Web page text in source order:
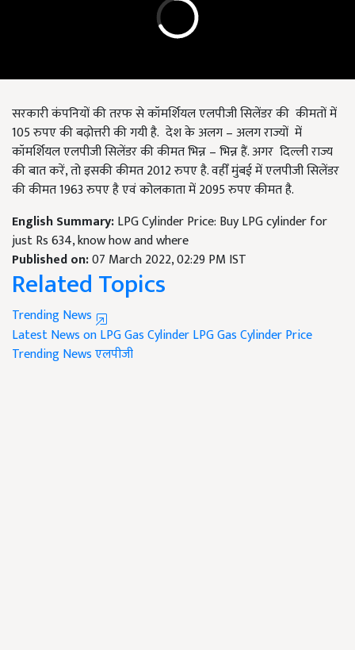
सरकारी कंपनियों की तरफ से कॉमर्शियल एलपीजी सिलेंडर की कीमतों में
105 रुपए की बढ़ोत्तरी की गयी है. देश के अलग – अलग राज्यों में
कॉमर्शियल एलपीजी सिलेंडर की कीमत भिन्न – भिन्न हैं. अगर दिल्ली राज्य
की बात करें, तो इसकी कीमत 2012 रुपए है. वहीँ मुंबई में एलपीजी सिलेंडर
की कीमत 1963 रुपए है एवं कोलकाता में 2095 रुपए कीमत है.
English Summary:LPG Cylinder Price: Buy LPG cylinder for
just Rs 634, know how and where
Published on:07 March 2022, 02:29 PM IST
Related Topics
Trending News
Latest News on LPG Gas CylinderLPG Gas Cylinder Price
Trending Newsएलपीजी